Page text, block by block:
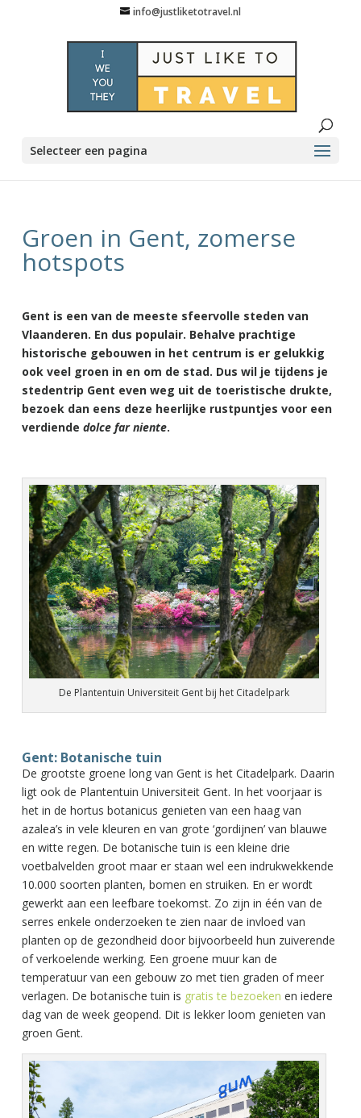
info@justliketotravel.nl
Selecteer een pagina
Groen in Gent, zomerse
hotspots
Gent is een van de meeste sfeervolle steden van
Vlaanderen. En dus populair. Behalve prachtige
historische gebouwen in het centrum is er gelukkig
ook veel groen in en om de stad. Dus wil je tijdens je
stedentrip Gent even weg uit de toeristische drukte,
bezoek dan eens deze heerlijke rustpuntjes voor een
verdiende dolce far niente.
De Plantentuin Universiteit Gent bij het Citadelpark
Gent: Botanische tuin
De grootste groene long van Gent is het Citadelpark. Daarin
ligt ook de Plantentuin Universiteit Gent. In het voorjaar is
het in de hortus botanicus genieten van een haag van
azalea’s in vele kleuren en van grote ‘gordijnen’ van blauwe
en witte regen. De botanische tuin is een kleine drie
voetbalvelden groot maar er staan wel een indrukwekkende
10.000 soorten planten, bomen en struiken. En er wordt
gewerkt aan een leefbare toekomst. Zo zijn in één van de
serres enkele onderzoeken te zien naar de invloed van
planten op de gezondheid door bijvoorbeeld hun zuiverende
of verkoelende werking. Een groene muur kan de
temperatuur van een gebouw zo met tien graden of meer
verlagen. De botanische tuin is gratis te bezoeken en iedere
dag van de week geopend. Dit is lekker loom genieten van
groen Gent.